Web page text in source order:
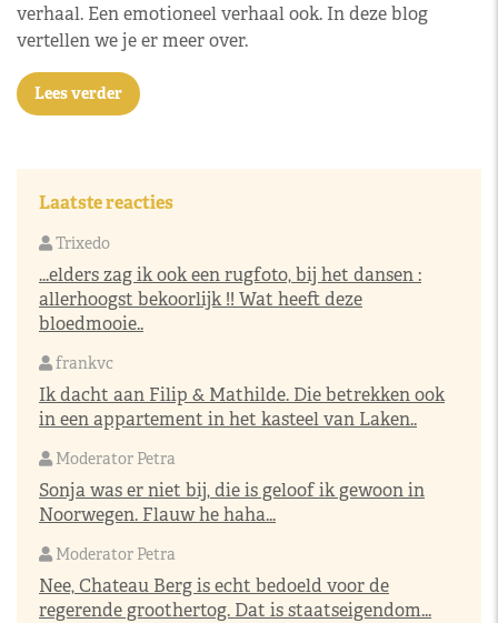
verhaal. Een emotioneel verhaal ook. In deze blog
vertellen we je er meer over.
Lees verder
Laatste reacties
Trixedo
...elders zag ik ook een rugfoto, bij het dansen :
allerhoogst bekoorlijk !! Wat heeft deze
bloedmooie..
frankvc
Ik dacht aan Filip & Mathilde. Die betrekken ook
in een appartement in het kasteel van Laken..
Moderator Petra
Sonja was er niet bij, die is geloof ik gewoon in
Noorwegen. Flauw he haha...
Moderator Petra
Nee, Chateau Berg is echt bedoeld voor de
regerende groothertog. Dat is staatseigendom...